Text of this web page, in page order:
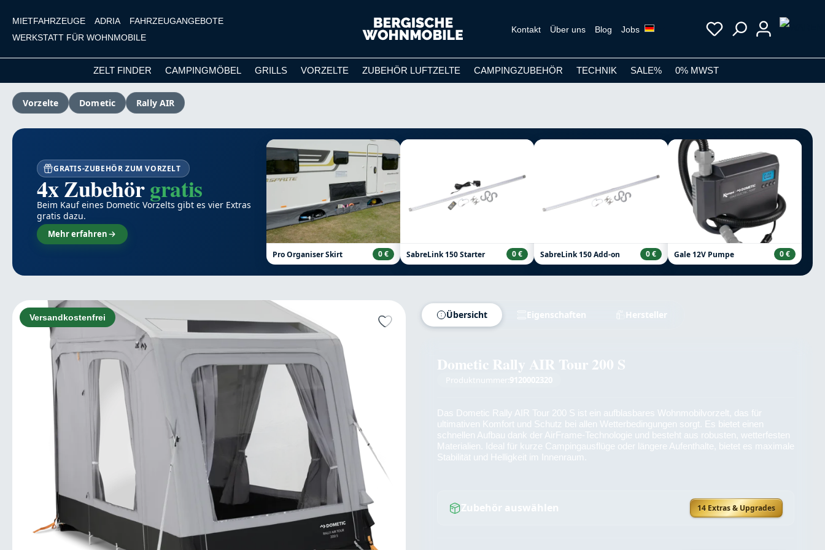
Hauptinhalt springen
Zur Suche springen
Zur Hauptnavigation springen
MIETFAHRZEUGE ADRIA
FAHRZEUGANGEBOTE
WERKSTATT FÜR WOHNMOBILE
Kontakt Über uns Blog Jobs
ZELT FINDER CAMPINGMÖBEL GRILLS VORZELTE ZUBEHÖR LUFTZELTE CAMPINGZUBEHÖR TECHNIK SALE% 0% MWST
Vorzelte Dometic Rally AIR
GRATIS-ZUBEHÖR ZUM VORZELT
4x Zubehörgratis
Beim Kauf eines Dometic Vorzelts gibt es vier Extras
gratis dazu.
Mehr erfahren
Pro Organiser Skirt 0 € SabreLink 150 Starter 0 € SabreLink 150 Add-on 0 € Gale 12V Pumpe 0 €
Bildergalerie überspringen
Versandkostenfrei Übersicht Eigenschaften Hersteller
Dometic Rally AIR Tour 200 S
Produktnummer: 9120002320
Das Dometic Rally AIR Tour 200 S ist ein aufblasbares Wohnmobilvorzelt, das für
ultimativen Komfort und Schutz bei allen Wetterbedingungen sorgt. Es bietet einen
schnellen Aufbau dank der AirFrame-Technologie und besteht aus robusten, wetterfesten
Materialien. Ideal für kurze Campingausflüge oder längere Aufenthalte, bietet es maximale
Stabilität und Helligkeit im Innenraum.
Zubehör auswählen 14 Extras & Upgrades